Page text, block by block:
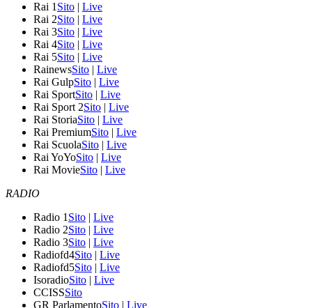
Rai 1 Sito | Live
Rai 2Sito | Live
Rai 3Sito | Live
Rai 4Sito | Live
Rai 5Sito | Live
RainewsSito | Live
Rai GulpSito | Live
Rai SportSito | Live
Rai Sport 2Sito | Live
Rai StoriaSito | Live
Rai PremiumSito | Live
Rai ScuolaSito | Live
Rai YoYoSito | Live
Rai MovieSito | Live
RADIO
Radio 1 Sito | Live
Radio 2Sito | Live
Radio 3Sito | Live
Radiofd4Sito | Live
Radiofd5Sito | Live
IsoradioSito | Live
CCISSSito
GR ParlamentoSito | Live